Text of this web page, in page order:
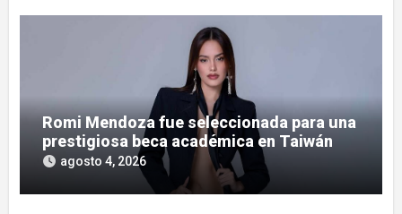
Romi Mendoza fue seleccionada para una
prestigiosa beca académica en Taiwán
agosto 4, 2026